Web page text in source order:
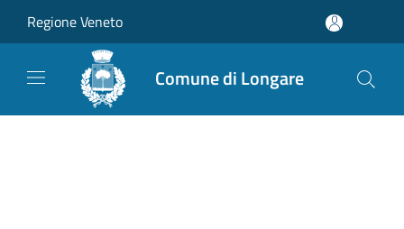
Regione Veneto
Comune di Longare